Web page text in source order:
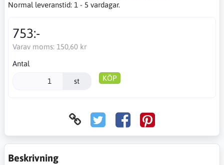
Normal leveranstid: 1 - 5 vardagar.
753:-
Varav moms: 150,60 kr
Antal
st KÖP
Beskrivning